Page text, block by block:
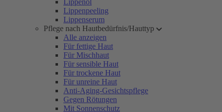
Lippenöl
Lippenpeeling
Lippenserum
Pflege nach Hautbedürfnis/Hauttyp
Alle anzeigen
Für fettige Haut
Für Mischhaut
Für sensible Haut
Für trockene Haut
Für unreine Haut
Anti-Aging-Gesichtspflege
Gegen Rötungen
Mit Sonnenschutz